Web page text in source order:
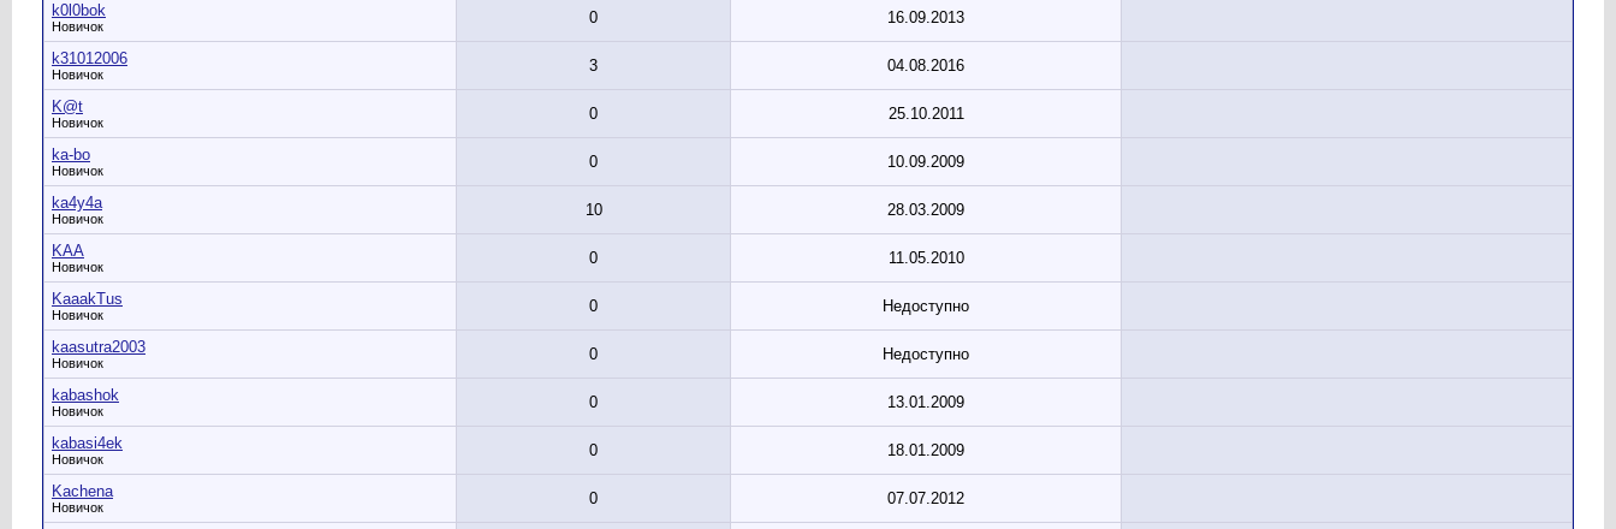
k0l0bok
Новичок 0 16.09.2013
k31012006
Новичок 3 04.08.2016
K@t
Новичок 0 25.10.2011
ka-bo
Новичок 0 10.09.2009
ka4y4a
Новичок 10 28.03.2009
KAA
Новичок 0 11.05.2010
KaaakTus
Новичок 0 Недоступно
kaasutra2003
Новичок 0 Недоступно
kabashok
Новичок 0 13.01.2009
kabasi4ek
Новичок 0 18.01.2009
Kachena
Новичок 0 07.07.2012